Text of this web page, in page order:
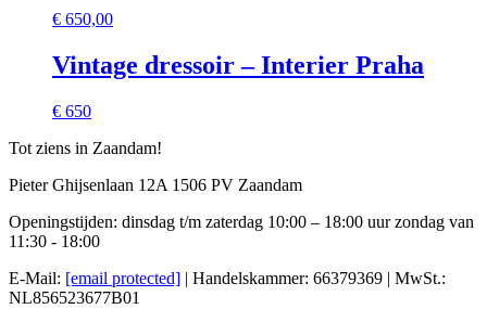
€ 650,00
Vintage dressoir – Interier Praha
€ 650
Tot ziens in Zaandam!
Pieter Ghijsenlaan 12A 1506 PV Zaandam
Openingstijden: dinsdag t/m zaterdag 10:00 – 18:00 uur zondag van
11:30 - 18:00
E-Mail: [email protected] | Handelskammer: 66379369 | MwSt.:
NL856523677B01